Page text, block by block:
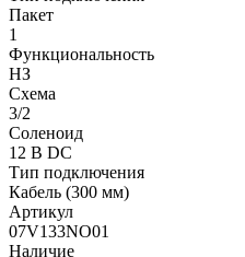
Пакет
1
Функциональность
НЗ
Схема
3/2
Соленоид
12 В DC
Тип подключения
Кабель (300 мм)
Артикул
07V133NO01
Наличие